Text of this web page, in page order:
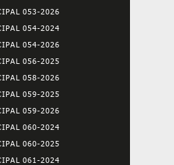
053-2026
054-2024
054-2026
056-2025
058-2026
059-2025
059-2026
060-2024
060-2025
061-2024